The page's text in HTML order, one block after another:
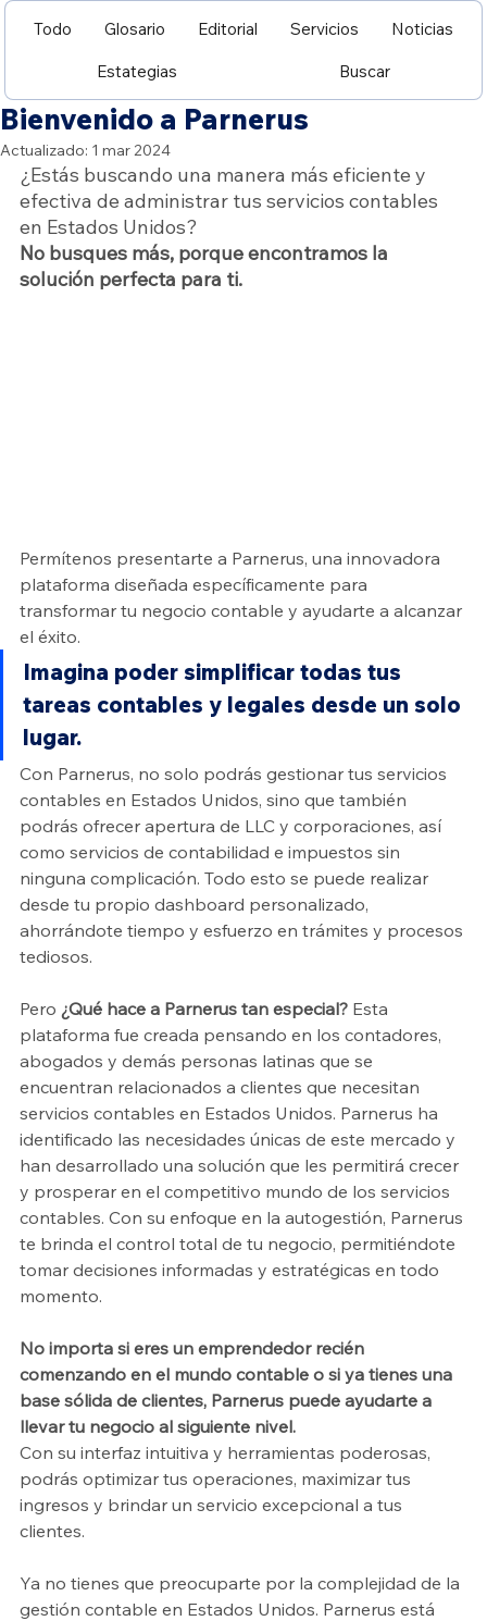
Todo Glosario Editorial Servicios Noticias
Estategias Buscar
Bienvenido a Parnerus
Actualizado: 1 mar 2024
¿Estás buscando una manera más eficiente y
efectiva de administrar tus servicios contables
en Estados Unidos?
No busques más, porque encontramos la
solución perfecta para ti.
Permítenos presentarte a Parnerus, una innovadora
plataforma diseñada específicamente para
transformar tu negocio contable y ayudarte a alcanzar
el éxito.
Imagina poder simplificar todas tus
tareas contables y legales desde un solo
lugar.
Con Parnerus, no solo podrás gestionar tus servicios
contables en Estados Unidos, sino que también
podrás ofrecer apertura de LLC y corporaciones, así
como servicios de contabilidad e impuestos sin
ninguna complicación. Todo esto se puede realizar
desde tu propio dashboard personalizado,
ahorrándote tiempo y esfuerzo en trámites y procesos
tediosos.
Pero ¿Qué hace a Parnerus tan especial? Esta
plataforma fue creada pensando en los contadores,
abogados y demás personas latinas que se
encuentran relacionados a clientes que necesitan
servicios contables en Estados Unidos. Parnerus ha
identificado las necesidades únicas de este mercado y
han desarrollado una solución que les permitirá crecer
y prosperar en el competitivo mundo de los servicios
contables. Con su enfoque en la autogestión, Parnerus
te brinda el control total de tu negocio, permitiéndote
tomar decisiones informadas y estratégicas en todo
momento.
No importa si eres un emprendedor recién
comenzando en el mundo contable o si ya tienes una
base sólida de clientes, Parnerus puede ayudarte a
llevar tu negocio al siguiente nivel.
Con su interfaz intuitiva y herramientas poderosas,
podrás optimizar tus operaciones, maximizar tus
ingresos y brindar un servicio excepcional a tus
clientes.
Ya no tienes que preocuparte por la complejidad de la
gestión contable en Estados Unidos. Parnerus está